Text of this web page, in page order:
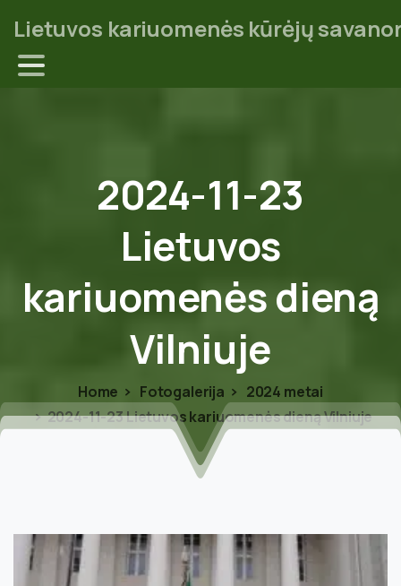
Lietuvos kariuomenės kūrėjų
2024-11-23
Lietuvos
kariuomenėsdieną
Vilniuje
Home Fotogalerija
2024 metai
2024-11-23 Lietuvos kariuomenės dieną Vilniuje